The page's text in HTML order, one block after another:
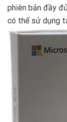
phiên bản đầy
có thể sử dụng